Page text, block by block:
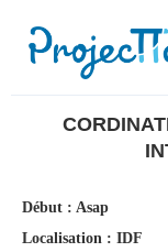
Début : Asap
Localisation : IDF